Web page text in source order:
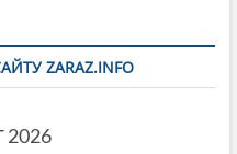
ZARAZ.INFO
2026